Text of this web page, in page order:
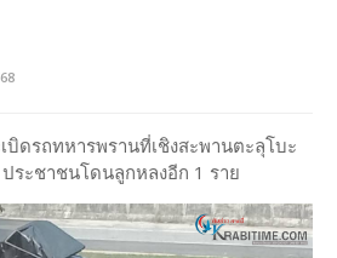
บิดรถทหารพรานที่เชิงสะพานตะลุโบะ
ระชาชนโดนลูกหลงอีก 1 ราย